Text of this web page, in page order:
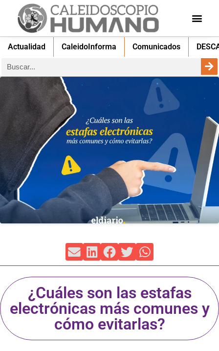
Actualidad CaleidoInforma Comunicados
¿Cuáles son las estafas
electrónicas más comunes y
cómo evitarlas?